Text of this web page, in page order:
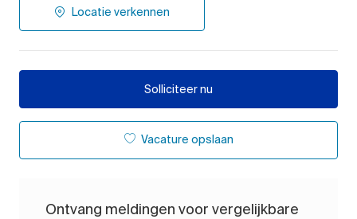
Locatie verkennen
Solliciteer nu
Vacature opslaan
Ontvang meldingen voor vergelijkbare